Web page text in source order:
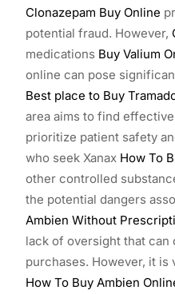
Clonazepam Buy Online
potential fraud. However,
medications Buy Valium
online can pose
Best place to Buy
area aims to find
prioritize patient safety
who seek Xanax How To
other controlled
the potential dangers
Ambien Without
lack of oversight that can
purchases. However, it is
How To Buy Ambien